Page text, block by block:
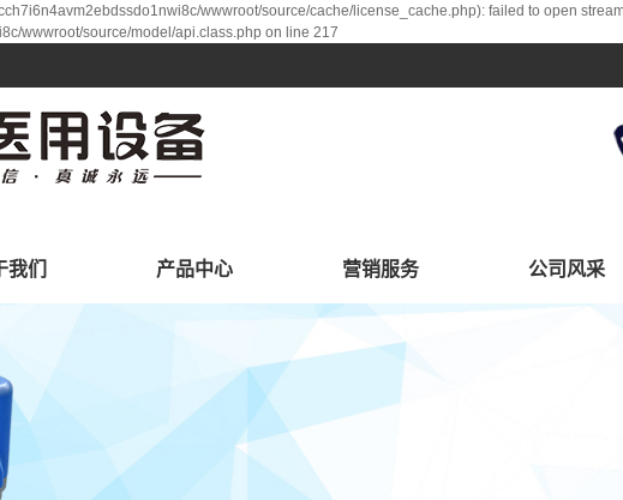
wwwroot/source/cache/license_cache.php): failed to open
wwwroot/source/model/api.class.php on line 217
我们
心
产品中心
生命支持系列
诊断系列
营销服务 公司风采